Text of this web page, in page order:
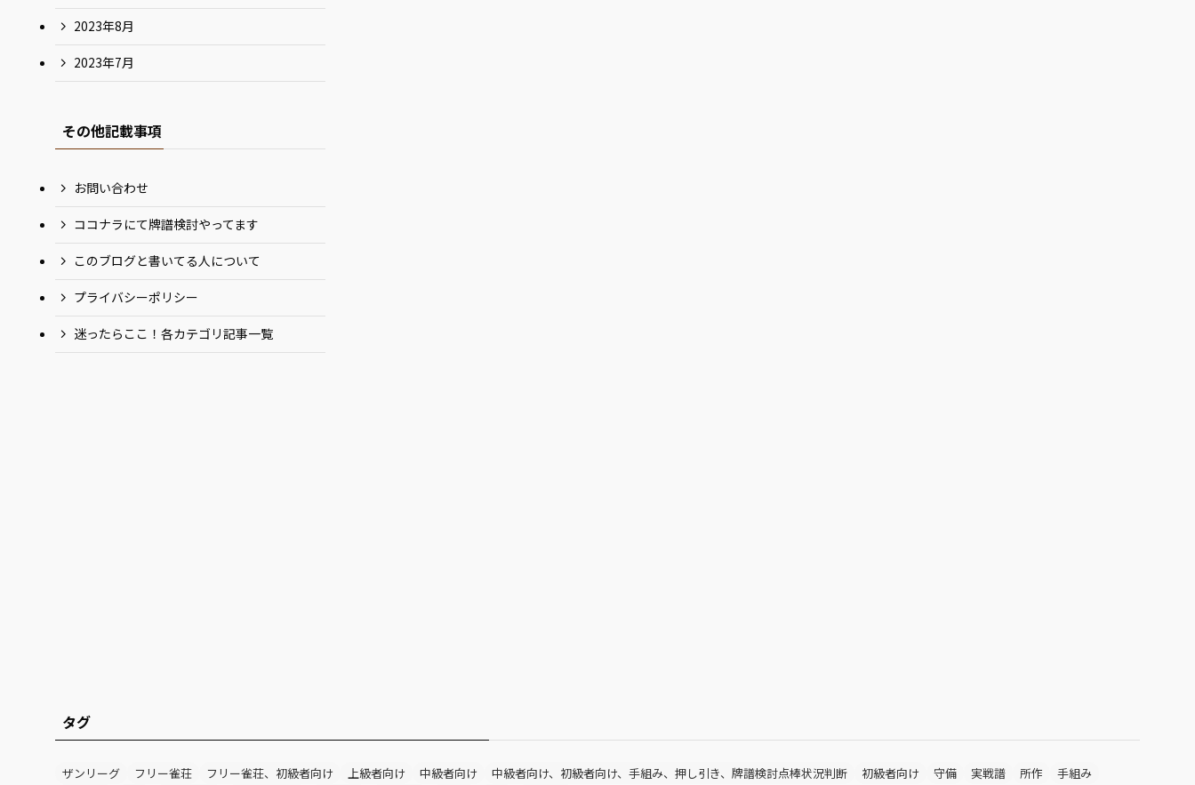
2023年8月
2023年7月
その他記載事項
お問い合わせ
ココナラにて牌譜検討やってます
このブログと書いてる人について
プライバシーポリシー
迷ったらここ！各カテゴリ記事一覧
タグ
ザンリーグ フリー雀荘 フリー雀荘、初級者向け 上級者向け 中級者向け 中級者向け、初級者向け、手組み、押し引き、牌譜検討点棒状況判断 初級者向け 守備 実戦譜 所作 手組み